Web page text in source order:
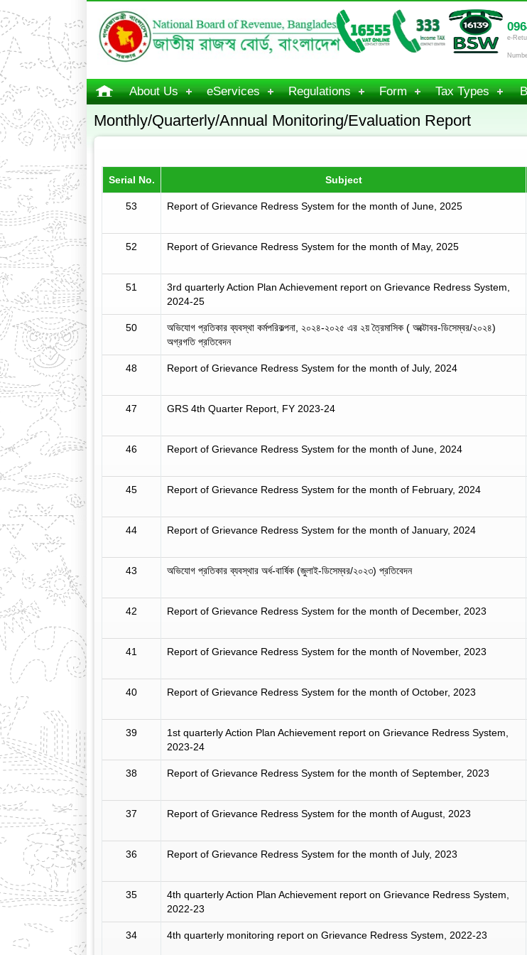
e-
About Us eServices Regulations Form Tax Types
Monthly/Quarterly/Annual Monitoring/Evaluation Report
Serial No. Subject
53 Report of Grievance Redress System for the month of June, 2025
52 Report of Grievance Redress System for the month of May, 2025
51
3rd quarterly Action Plan Achievement report on Grievance Redress System,
2024-25
50
অভিযোগ প্রতিকার ব্যবস্থা কর্মপরিকল্পনা, ২০২৪-২০২৫ এর ২য় ত্রৈমাসিক ( অক্টোবর-ডিসেম্বর/২০২৪)
অগ্রগতি প্রতিবেদন
48 Report of Grievance Redress System for the month of July, 2024
47 GRS 4th Quarter Report, FY 2023-24
46 Report of Grievance Redress System for the month of June, 2024
45 Report of Grievance Redress System for the month of February, 2024
44 Report of Grievance Redress System for the month of January, 2024
43 অভিযোগ প্রতিকার ব্যবস্থার অর্ধ-বার্ষিক (জুলাই-ডিসেম্বর/২০২৩) প্রতিবেদন
42 Report of Grievance Redress System for the month of December, 2023
41 Report of Grievance Redress System for the month of November, 2023
40 Report of Grievance Redress System for the month of October, 2023
39
1st quarterly Action Plan Achievement report on Grievance Redress System,
2023-24
38 Report of Grievance Redress System for the month of September, 2023
37 Report of Grievance Redress System for the month of August, 2023
36 Report of Grievance Redress System for the month of July, 2023
35
4th quarterly Action Plan Achievement report on Grievance Redress System,
2022-23
34 4th quarterly monitoring report on Grievance Redress System, 2022-23